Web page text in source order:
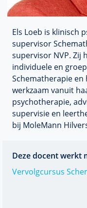
Els Loeb is klinisch
supervisor
supervisor NVP. Zij
individuele en
Schematherapie en
werkzaam vanuit
psychotherapie,
supervisie en
bij MoleMann
Deze docent werkt
Vervolgcursus